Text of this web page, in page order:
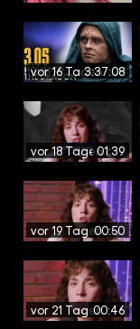
vor 16 Tagen3:37:08
vor 18 Tagen01:39
vor 19 Tagen00:50
vor 21 Tagen00:46